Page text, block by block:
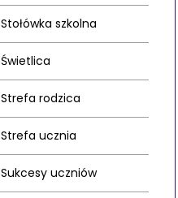
Stołówka szkolna
Świetlica
Strefa rodzica
Strefa ucznia
Sukcesy uczniów